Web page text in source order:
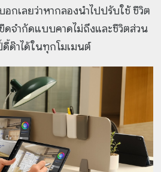
กเลยว่าหากลองนำไปปรับใช้ ชีวิต
ดจำกัดแบบคาดไม่ถึงและชีวิตส่วน
ด๊าได้ในทุกโมเมนต์